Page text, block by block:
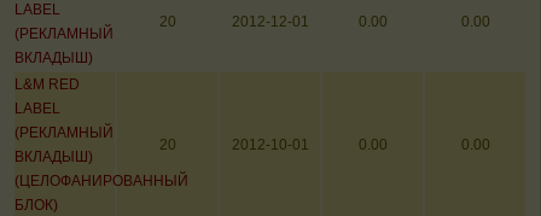
LABEL
(РЕКЛАМНЫЙ
ВКЛАДЫШ)
20 2012-12-01 0.00 0.00
L&M RED
LABEL
(РЕКЛАМНЫЙ
ВКЛАДЫШ)
(ЦЕЛОФАНИРОВАННЫЙ
БЛОК)
20 2012-10-01 0.00 0.00